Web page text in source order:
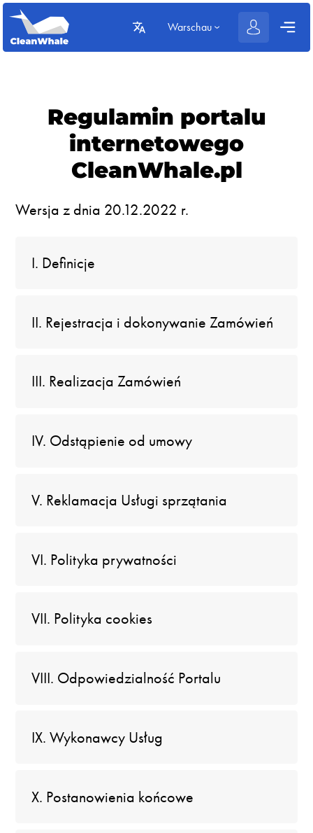
Warschau
Regulamin portalu
internetowego
CleanWhale.pl
Wersja z dnia 20.12.2022 r.
I. Definicje
II. Rejestracja i dokonywanie Zamówień
III. Realizacja Zamówień
IV. Odstąpienie od umowy
V. Reklamacja Usługi sprzątania
VI. Polityka prywatności
VII. Polityka cookies
VIII. Odpowiedzialność Portalu
IX. Wykonawcy Usług
X. Postanowienia końcowe